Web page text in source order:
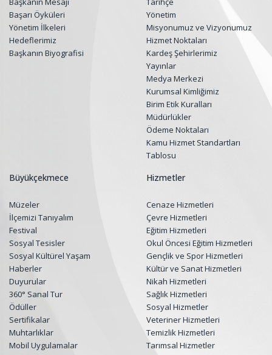
Başarı Öyküleri
Yönetim İlkeleri
Hedeflerimiz
Başkanın Biyografisi
Yönetim
Misyonumuz ve Vizyonumuz
Hizmet Noktaları
Kardeş Şehirlerimiz
Yayınlar
Medya Merkezi
Kurumsal Kimliğimiz
Birim Etik Kuralları
Müdürlükler
Ödeme Noktaları
Kamu Hizmet Standartları
Tablosu
Büyükçekmece
Müzeler
İlçemizi Tanıyalım
Festival
Sosyal Tesisler
Sosyal Kültürel Yaşam
Haberler
Duyurular
360° Sanal Tur
Ödüller
Sertifikalar
Muhtarlıklar
Mobil Uygulamalar
Hizmetler
Cenaze Hizmetleri
Çevre Hizmetleri
Eğitim Hizmetleri
Okul Öncesi Eğitim Hizmetleri
Gençlik ve Spor Hizmetleri
Kültür ve Sanat Hizmetleri
Nikah Hizmetleri
Sağlık Hizmetleri
Sosyal Hizmetler
Veteriner Hizmetleri
Temizlik Hizmetleri
Tarımsal Hizmetler